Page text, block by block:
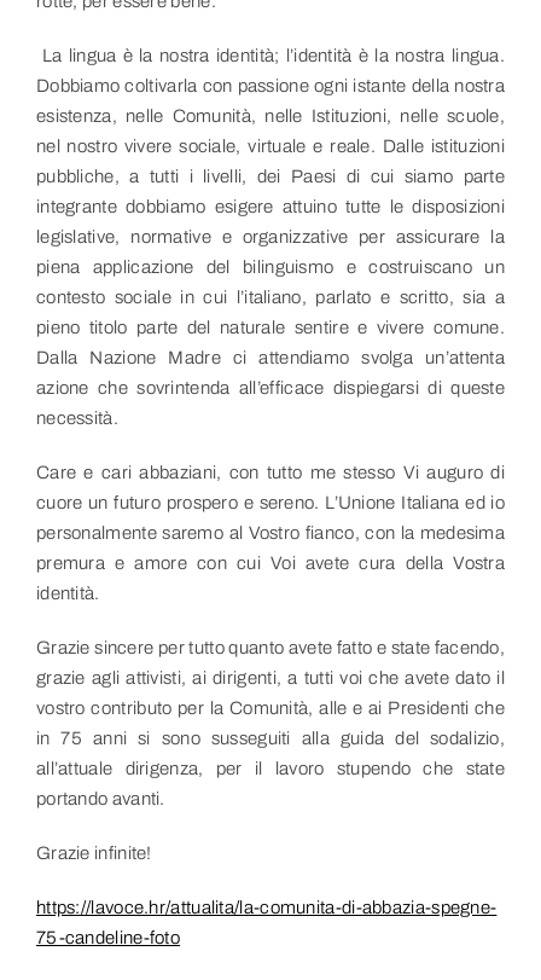
La lingua è la nostra identità; l’identità è la nostra lingua.
Dobbiamo coltivarla con passione ogni istante della nostra
esistenza, nelle Comunità, nelle Istituzioni, nelle scuole,
nel nostro vivere sociale, virtuale e reale. Dalle istituzioni
pubbliche, a tutti i livelli, dei Paesi di cui siamo parte
integrante dobbiamo esigere attuino tutte le disposizioni
legislative, normative e organizzative per assicurare la
piena applicazione del bilinguismo e costruiscano un
contesto sociale in cui l’italiano, parlato e scritto, sia a
pieno titolo parte del naturale sentire e vivere comune.
Dalla Nazione Madre ci attendiamo svolga un’attenta
azione che sovrintenda all’efficace dispiegarsi di queste
necessità.
Care e cari abbaziani, con tutto me stesso Vi auguro di
cuore un futuro prospero e sereno. L’Unione Italiana ed io
personalmente saremo al Vostro fianco, con la medesima
premura e amore con cui Voi avete cura della Vostra
identità.
Grazie sincere per tutto quanto avete fatto e state facendo,
grazie agli attivisti, ai dirigenti, a tutti voi che avete dato il
vostro contributo per la Comunità, alle e ai Presidenti che
in 75 anni si sono susseguiti alla guida del sodalizio,
all’attuale dirigenza, per il lavoro stupendo che state
portando avanti.
Grazie infinite!
https://lavoce.hr/attualita/la-comunita-di-abbazia-spegne-
75-candeline-foto